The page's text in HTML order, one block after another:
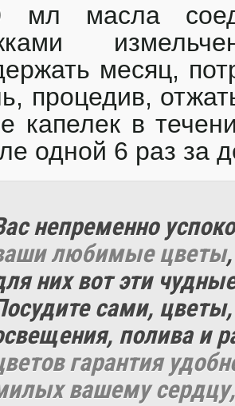
мл масла
месяц,
процедив,
капелек в
одной 6 раз за
непременно
любимые цветы
них вот эти
сами,
полива и
гарантия
вашему